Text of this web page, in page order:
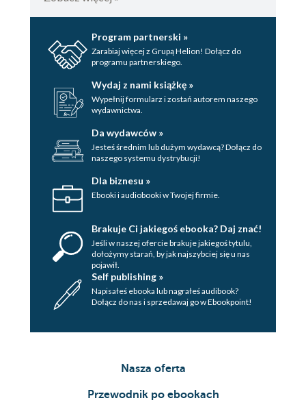
Program partnerski »
Zarabiaj więcej z Grupą Helion! Dołącz do
programu partnerskiego.
Wydaj z nami książkę »
Wypełnij formularz i zostań autorem naszego
wydawnictwa.
Da wydawców »
Jesteś średnim lub dużym wydawcą? Dołącz do
naszego systemu dystrybucji!
Dla biznesu »
Ebooki i audiobooki w Twojej firmie.
Brakuje Ci jakiegoś ebooka? Daj znać!
Jeśli w naszej ofercie brakuje jakiegoś tytulu,
dołożymy starań, by jak najszybciej się u nas
pojawił.
Self publishing »
Napisałeś ebooka lub nagrałeś audibook?
Dołącz do nas i sprzedawaj go w Ebookpoint!
Nasza oferta
Przewodnik po ebookach